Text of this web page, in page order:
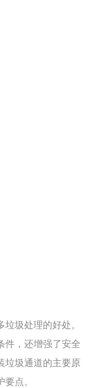
圾处理的好处。
件，还增强了安全
垃圾通道的主要原
点。